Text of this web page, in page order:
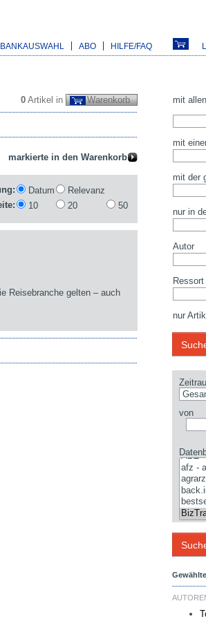
ABO HILFE/FAQ
0 Artikel in Warenkorb
Datum
Relevanz
10 20 50
Reisebranche gelten – auch
mit
mit
mit der
nur in
Autor
Ressort
nur
von